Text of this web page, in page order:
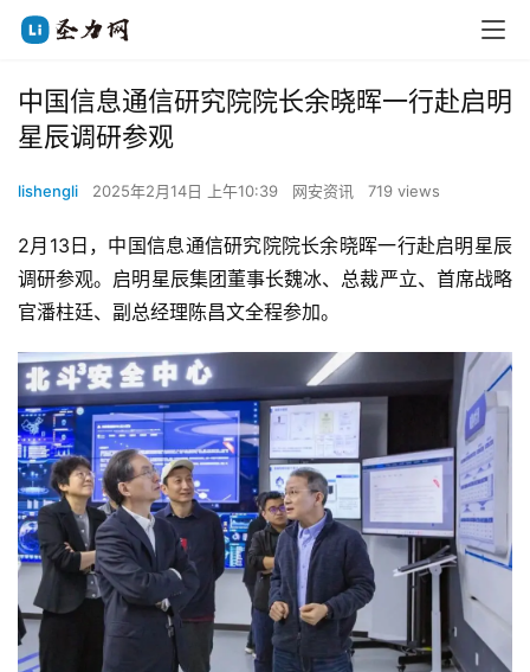
中国信息通信研究院院长余晓晖一行赴启明
星辰调研参观
lishengli 2025年2月14日 上午10:39 网安资讯 719 views
2月13日，中国信息通信研究院院长余晓晖一行赴启明星辰
调研参观。启明星辰集团董事长魏冰、总裁严立、首席战略
官潘柱廷、副总经理陈昌文全程参加。